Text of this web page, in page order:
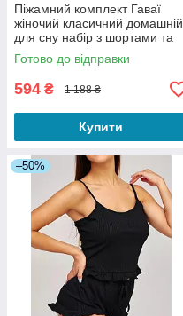
Піжамний комплект Гаваї
жіночий класичний домашній
для сну набір з шортами та
теніскою яскрава
різнобарвна S
Готово до відправки
594 ₴ 1 188 ₴
Купити
–50%